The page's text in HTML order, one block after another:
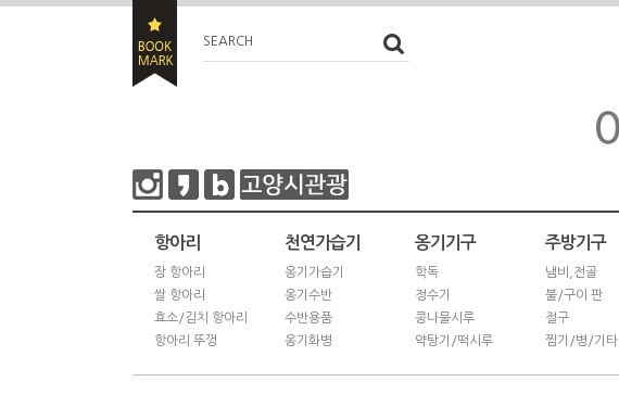
SEARCH
항아리
장 항아리
쌀 항아리
효소/김치 항아리
항아리 뚜껑
천연가습기
옹기가습기
옹기수반
수반용품
옹기화병
옹기기구
학독
정수기
콩나물시루
약탕기/떡시루
주방기구
냄비,전골
불/구이 판
절구
찜기/병/기타